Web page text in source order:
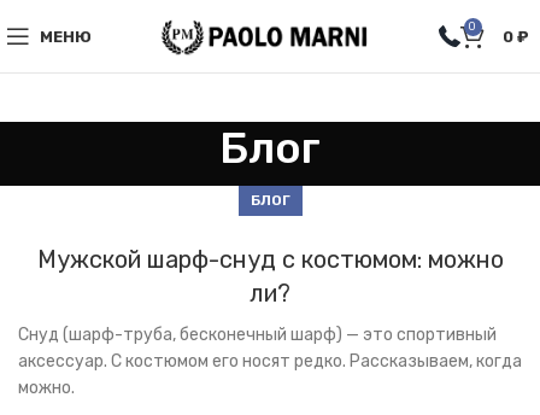
МЕНЮ
0
0 ₽
Блог
БЛОГ
Мужской шарф-снуд с костюмом: можно
ли?
Снуд (шарф-труба, бесконечный шарф) — это спортивный
аксессуар. С костюмом его носят редко. Рассказываем, когда
можно.